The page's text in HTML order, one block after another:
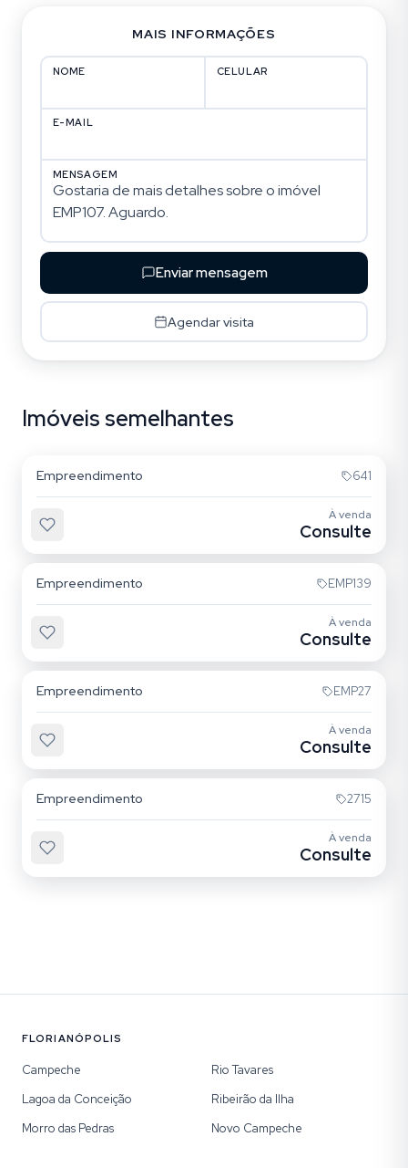
MAIS INFORMAÇÕES
NOME CELULAR
E-MAIL
MENSAGEM
Enviar mensagem
Agendar visita
Imóveis semelhantes
Morro das Pedras
Empreendimento 641
À venda
Consulte
Empreendimento EMP139
À venda
Consulte
Empreendimento EMP27
À venda
Consulte
Empreendimento 2715
À venda
Consulte
FLORIANÓPOLIS
Campeche
Rio Tavares
Lagoa da Conceição
Ribeirão da Ilha
Morro das Pedras
Novo Campeche